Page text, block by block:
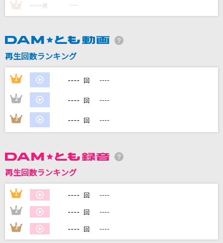
キューティーハニー(ビデオクリップバージョン)
Aimer(エメ)
カラオケ最新情報をチェック！
3 ---- 点 ----
再生回数ランキング
1 ---- 回 ----
2 ---- 回 ----
3 ---- 回 ----
再生回数ランキング
1 ---- 回 ----
2 ---- 回 ----
3 ---- 回 ----